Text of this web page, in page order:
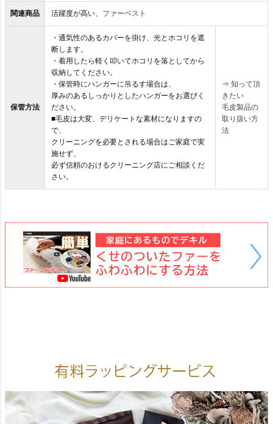
関連商品 活躍度が高い、 ファーベスト
保管方法
・通気性のあるカバーを掛け、光とホコリを遮
断します。
・着用したら軽く叩いてホコリを落としてから
収納してください。
・保管時にハンガーに吊るす場合は、
厚みのあるしっかりとしたハンガーをお選びく
ださい。
■毛皮は大変、デリケートな素材になりますの
で、
クリーニングを必要とされる場合はご家庭で実
施せず、
必ず信頼のおけるクリーニング店にご相談くだ
さい。
⇒ 知って頂
きたい
毛皮製品の
取り扱い方
法